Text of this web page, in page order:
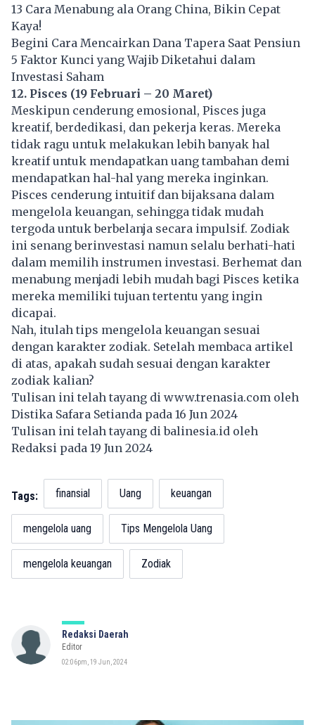
13 Cara Menabung ala Orang China, Bikin Cepat
Kaya!
Begini Cara Mencairkan Dana Tapera Saat Pensiun
5 Faktor Kunci yang Wajib Diketahui dalam
Investasi Saham
12. Pisces (19 Februari – 20 Maret)
Meskipun cenderung emosional, Pisces juga
kreatif, berdedikasi, dan pekerja keras. Mereka
tidak ragu untuk melakukan lebih banyak hal
kreatif untuk mendapatkan uang tambahan demi
mendapatkan hal-hal yang mereka inginkan.
Pisces cenderung intuitif dan bijaksana dalam
mengelola keuangan, sehingga tidak mudah
tergoda untuk berbelanja secara impulsif. Zodiak
ini senang berinvestasi namun selalu berhati-hati
dalam memilih instrumen investasi. Berhemat dan
menabung menjadi lebih mudah bagi Pisces ketika
mereka memiliki tujuan tertentu yang ingin
dicapai.
Nah, itulah tips mengelola keuangan sesuai
dengan karakter zodiak. Setelah membaca artikel
di atas, apakah sudah sesuai dengan karakter
zodiak kalian?
Tulisan ini telah tayang di www.trenasia.com oleh
Distika Safara Setianda pada 16 Jun 2024
Tulisan ini telah tayang dibalinesia.id oleh
Redaksi pada 19 Jun 2024
Tags: finansial Uang keuangan
mengelola uang Tips Mengelola Uang
mengelola keuangan Zodiak
Redaksi Daerah
Editor
02:06pm, 19 Jun, 2024